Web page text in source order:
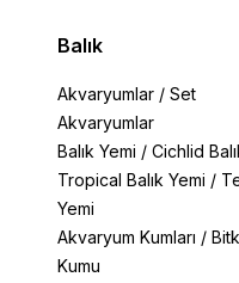
Balık
Akvaryumlar / Set
Akvaryumlar
Balık Yemi / Cichlid
Tropical Balık Yemi /
Yemi
Akvaryum Kumları /
Kumu